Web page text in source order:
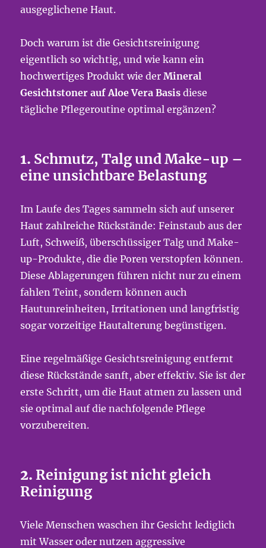
ausgeglichene Haut.
Doch warum ist die Gesichtsreinigung
eigentlich so wichtig, und wie kann ein
hochwertiges Produkt wie derMineral
Gesichtstoner auf Aloe Vera Basis diese
tägliche Pflegeroutine optimal ergänzen?
1. Schmutz, Talg und Make-up –
eine unsichtbare Belastung
Im Laufe des Tages sammeln sich auf unserer
Haut zahlreiche Rückstände: Feinstaub aus der
Luft, Schweiß, überschüssiger Talg und Make-
up-Produkte, die die Poren verstopfen können.
Diese Ablagerungen führen nicht nur zu einem
fahlen Teint, sondern können auch
Hautunreinheiten, Irritationen und langfristig
sogar vorzeitige Hautalterung begünstigen.
Eine regelmäßige Gesichtsreinigung entfernt
diese Rückstände sanft, aber effektiv. Sie ist der
erste Schritt, um die Haut atmen zu lassen und
sie optimal auf die nachfolgende Pflege
vorzubereiten.
2.Reinigung ist nicht gleich
Reinigung
Viele Menschen waschen ihr Gesicht lediglich
mit Wasser oder nutzen aggressive